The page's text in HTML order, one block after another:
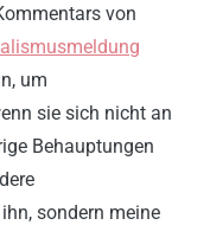
von
um
sie sich nicht an
Behauptungen
sondern meine